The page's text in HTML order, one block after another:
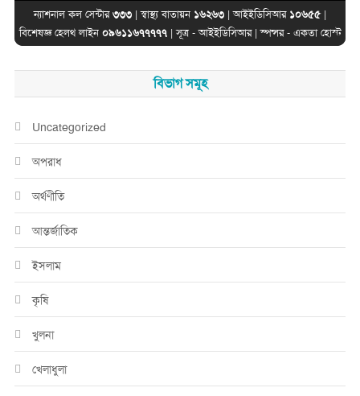
ন্যাশনাল কল সেন্টার৩৩৩ | স্বাস্থ্য বাতায়ন ১৬২৬৩ | আইইডিসিআর ১০৬৫৫|
বিশেষজ্ঞ হেলথ লাইন ০৯৬১১৬৭৭৭৭৭| সূত্র -আইইডিসিআর| স্পন্সর - একতা হোস্ট
বিভাগ সমূহ
Uncategorized
অপরাধ
অর্থণীতি
আন্তর্জাতিক
ইসলাম
কৃষি
খুলনা
খেলাধুলা